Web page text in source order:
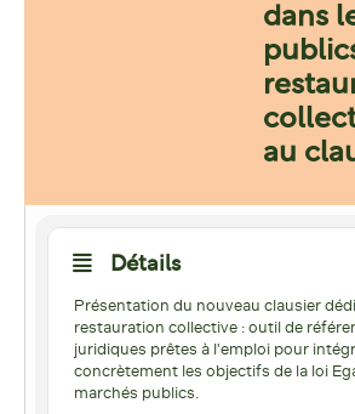
dans
au
Détails
Présentation du nouveau clausier
restauration collective : outil de
juridiques prêtes à l'emploi pour
concrètement les objectifs de la loi
marchés publics.